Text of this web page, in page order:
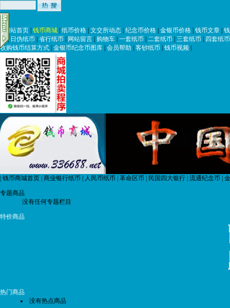
|网站首页 钱币商城 纸币价格 文交所动态 纪念币价格 金银币价格 钱币文章
币| 日伪纸币 省行纸币 网站留言 购物车 一套纸币 二套纸币 三套纸币
四套纸币
收购钱币结算方式 金银币纪念币图库 会员帮助 客钞纸币 钱币视频
钱币商城首页 商业银行纸币 人民币纸币 革命区币 民国四大银行 流通纪念币
专题商品
没有任何专题栏目
特价商品
热门商品
没有热点商品